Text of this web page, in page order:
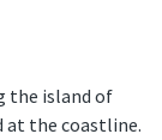
the island of
at the coastline.